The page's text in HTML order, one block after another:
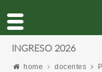
INGRESO 2026
home docentes